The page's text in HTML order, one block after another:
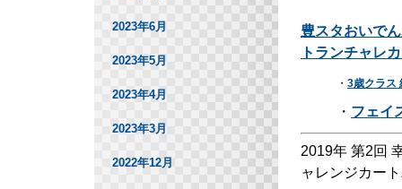
豊スタおいで
トランチャレ
・ 3歳クラス
・ フェイ
2019年 第2回
ャレンジカー
2023年6月
2023年5月
2023年4月
2023年3月
2022年12月